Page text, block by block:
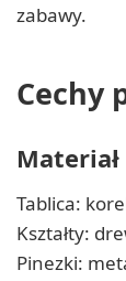
zabawy.
Cechy
Materiał
Tablica:
Kształty:
Pinezki: